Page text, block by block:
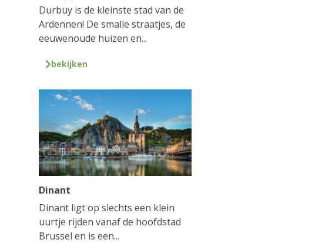
Durbuy is de kleinste stad van de
Ardennen! De smalle straatjes, de
eeuwenoude huizen en...
bekijken
Dinant
Dinant ligt op slechts een klein
uurtje rijden vanaf de hoofdstad
Brussel en is een...